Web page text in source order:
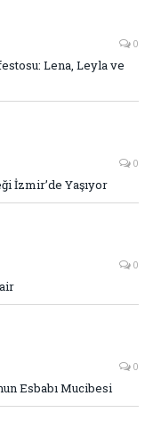
0
Lena, Leyla ve
0
İzmir’de Yaşıyor
0
0
Esbabı Mucibesi